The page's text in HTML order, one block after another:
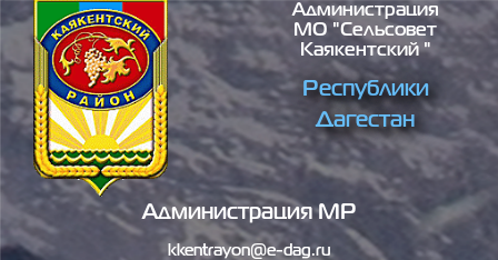
Перейти к основному содержаниюАдминистрация
МО "сельсовет
Каякентский "
Республики
Дагестан
Администрация МР
kkentrayon@e-dag.ru